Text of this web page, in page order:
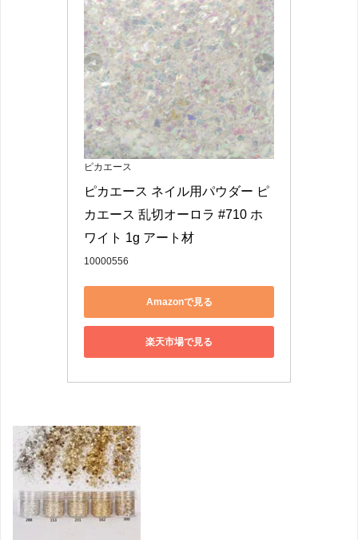
ピカエース
ピカエース ネイル用パウダー ピ
カエース 乱切オーロラ #710 ホ
ワイト 1g アート材
10000556
Amazonで見る
楽天市場で見る